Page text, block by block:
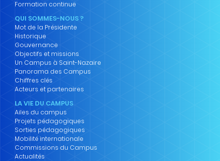
Formation continue
QUI SOMMES-NOUS ?
Mot de la Présidente
Historique
Gouvernance
Objectifs et missions
Un Campus à Saint-Nazaire
Panorama des Campus
Chiffres clés
Acteurs et partenaires
LA VIE DU CAMPUS
Ailes du campus
Projets pédagogiques
Sorties pédagogiques
Mobilité internationale
Commissions du Campus
Actualités